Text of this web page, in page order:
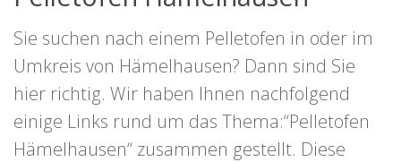
Sie suchen nach einem Pelletofen in oder im
Umkreis von Hämelhausen? Dann sind Sie
hier richtig. Wir haben Ihnen nachfolgend
einige Links rund um das Thema:“Pelletofen
Hämelhausen“ zusammen gestellt. Diese